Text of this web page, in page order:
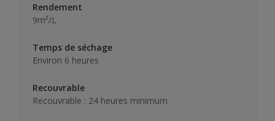
Rendement
9m²/L
Temps de séchage
Environ 6 heures
Recouvrable
Recouvrable : 24 heures minimum